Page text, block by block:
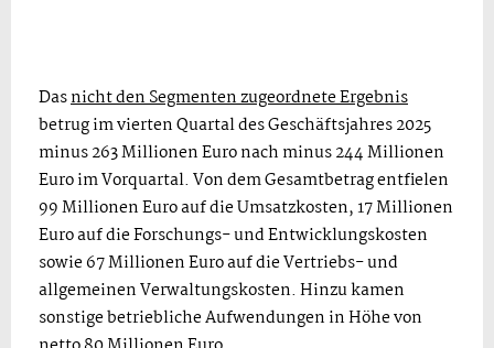
Dasnicht den Segmenten zugeordnete Ergebnis
betrug im vierten Quartal des Geschäftsjahres 2025
minus 263 Millionen Euro nach minus 244 Millionen
Euro im Vorquartal. Von dem Gesamtbetrag entfielen
99 Millionen Euro auf die Umsatzkosten, 17 Millionen
Euro auf die Forschungs- und Entwicklungskosten
sowie 67 Millionen Euro auf die Vertriebs- und
allgemeinen Verwaltungskosten. Hinzu kamen
sonstige betriebliche Aufwendungen in Höhe von